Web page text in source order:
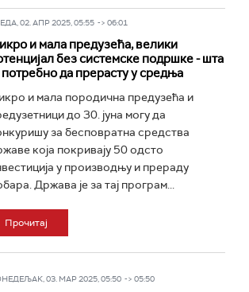
02. АПР 2025, 05:55 -> 06:01
и мала предузећа, велики
без системске подршке - шта
потребно да прерасту у средња
и мала породична предузећа и
до 30. јуна могу да
за бесповратна средства
која покривају 50 одсто
у производњу и прераду
Држава је за тај програм...
Прочитај
03. МАР 2025, 05:50 -> 05:50